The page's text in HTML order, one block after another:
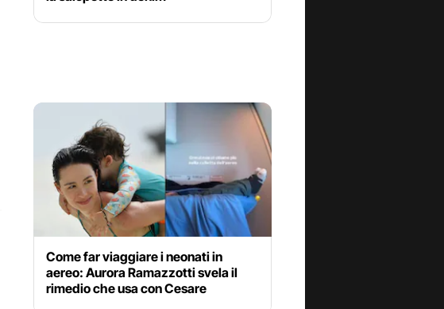
Come far viaggiare i neonati in
aereo: Aurora Ramazzotti svela il
rimedio che usa con Cesare